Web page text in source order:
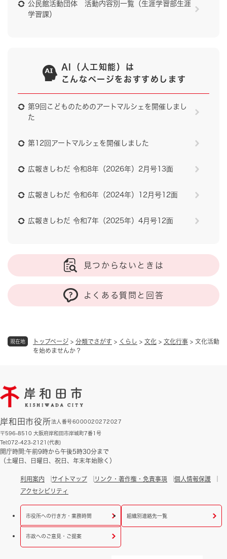
現在地 トップページ > 分類でさがす > くらし > 文化 > 文化行事 > 文化活動
を始めませんか？
公民館活動団体 活動内容別一覧（生涯学習部生涯
学習課）
AI（人工知能）は
こんなページをおすすめします
第9回こどものためのアートマルシェを開催しまし
た
第12回アートマルシェを開催しました
広報きしわだ 令和8年（2026年）2月号13面
広報きしわだ 令和6年（2024年）12月号12面
広報きしわだ 令和7年（2025年）4月号12面
見つからないときは
よくある質問と回答
岸和田市役所法人番号6000020272027
〒596-8510 大阪府岸和田市岸城町7番1号
Tel:072-423-2121(代表)
開庁時間:午前9時から午後5時30分まで
（土曜日、日曜日、祝日、年末年始除く）
利用案内 サイトマップ リンク・著作権・免責事項
個人情報保護
アクセシビリティ
市役所への行き方・業務時間 組織別連絡先一覧
市政へのご意見・ご提案